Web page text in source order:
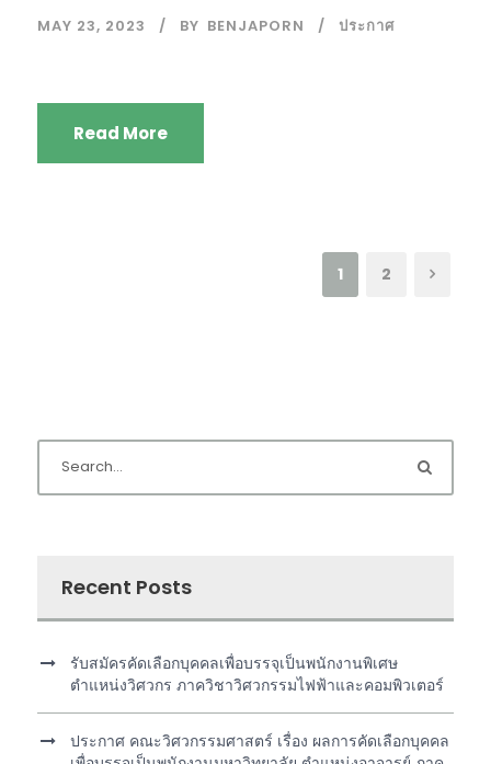
MAY 23, 2023 BY BENJAPORN ประกาศ
Read More
1 2
Recent Posts
รับสมัครคัดเลือกบุคคลเพื่อบรรจุเป็นพนักงานพิเศษ
ตำแหน่งวิศวกร ภาควิชาวิศวกรรมไฟฟ้าและคอมพิวเตอร์
ประกาศ คณะวิศวกรรมศาสตร์ เรื่อง ผลการคัดเลือกบุคคล